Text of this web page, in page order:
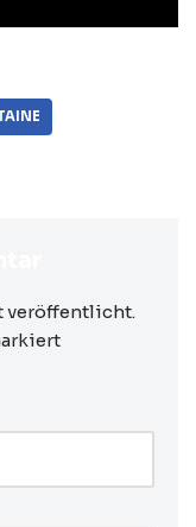
veröffentlicht.